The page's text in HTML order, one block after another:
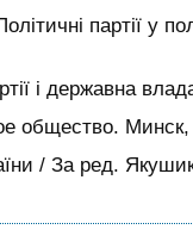
партії у
і державна
общество. Минск,
/ За ред.